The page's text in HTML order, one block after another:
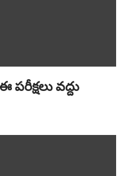
వద్దు